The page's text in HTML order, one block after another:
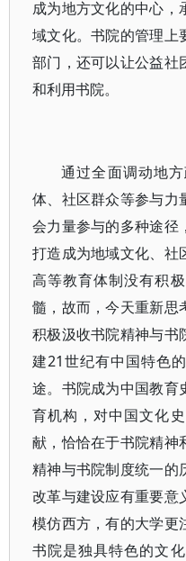
成为地方文化的中心，
域文化。书院的管理上
部门，还可以让公益社
和利用书院。
通过全面调动地
体、社区群众等参与力
会力量参与的多种途径
打造成为地域文化、社
高等教育体制没有积
髓，故而，今天重新思
积极汲收书院精神与书
建21世纪有中国特色
途。书院成为中国教育
育机构，对中国文化
献，恰恰在于书院精神
精神与书院制度统一的
改革与建设应有重要意
模仿西方，有的大学更
书院是独具特色的文